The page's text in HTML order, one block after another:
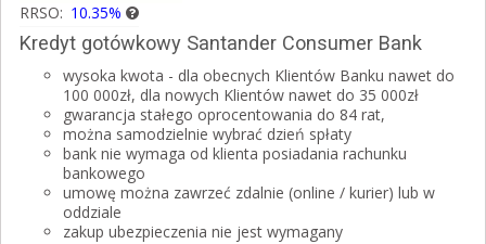
RRSO: 10.35%
Kredyt gotówkowy Santander Consumer Bank
wysoka kwota - dla obecnych Klientów Banku nawet do
100 000zł, dla nowych Klientów nawet do 35 000zł
gwarancja stałego oprocentowania do 84 rat,
można samodzielnie wybrać dzień spłaty
bank nie wymaga od klienta posiadania rachunku
bankowego
umowę można zawrzeć zdalnie (online / kurier) lub w
oddziale
zakup ubezpieczenia nie jest wymagany